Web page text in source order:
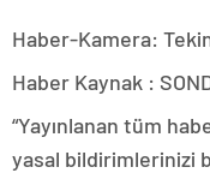
Haber-Kamera:
Haber Kaynak :
“Yayınlanan tüm
yasal bildirimlerinizi